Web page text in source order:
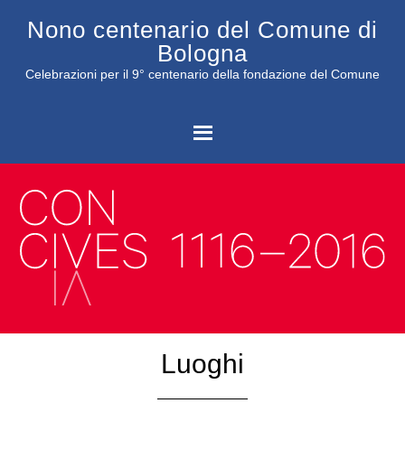
Nono centenario del Comune di
Bologna
Celebrazioni per il 9° centenario della fondazione del Comune
Luoghi